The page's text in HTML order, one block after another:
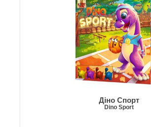
Діно Спорт
Dino Sport